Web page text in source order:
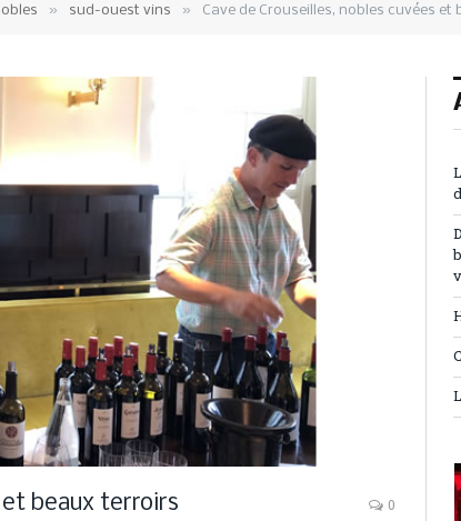
» sud-ouest vins » Cave de Crouseilles, nobles cuvées et
et beaux terroirs 0